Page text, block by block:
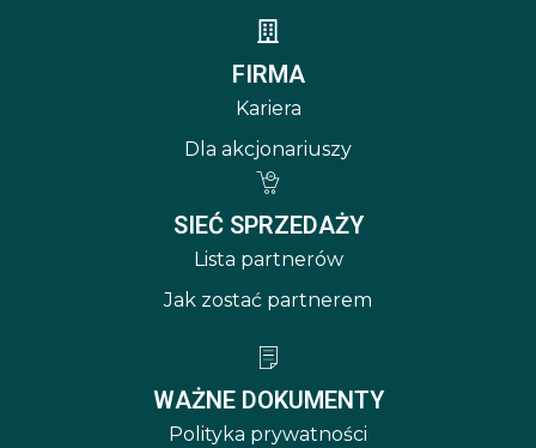
FIRMA
Kariera
Dla akcjonariuszy
SIEĆ SPRZEDAŻY
Lista partnerów
Jak zostać partnerem
WAŻNE DOKUMENTY
Polityka prywatności